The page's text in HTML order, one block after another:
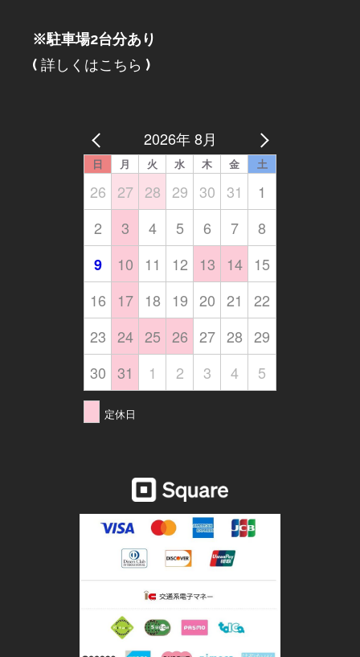
※駐車場2台分あり
( 詳しくはこちら )
2026年 8月
日 月 火 水 木 金 土
26 27 28 29 30 31
1
2
3 4 5 6 7
8
9
10 11 12 13 14
15
16
17 18 19 20 21
22
23 24 25 26 27 28 29
30 31 1 2 3 4 5
定休日